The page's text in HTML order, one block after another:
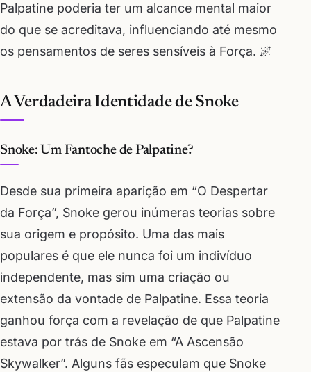
Palpatine poderia ter um alcance mental maior
do que se acreditava, influenciando até mesmo
os pensamentos de seres sensíveis à Força. 🌌
A Verdadeira Identidade de Snoke
Snoke: Um Fantoche de Palpatine?
Desde sua primeira aparição em “O Despertar
da Força”, Snoke gerou inúmeras teorias sobre
sua origem e propósito. Uma das mais
populares é que ele nunca foi um indivíduo
independente, mas sim uma criação ou
extensão da vontade de Palpatine. Essa teoria
ganhou força com a revelação de que Palpatine
estava por trás de Snoke em “A Ascensão
Skywalker”. Alguns fãs especulam que Snoke